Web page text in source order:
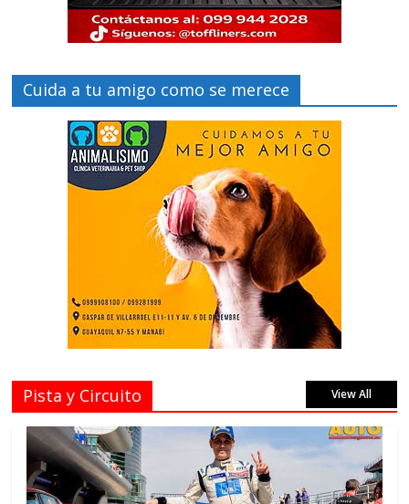
Cuida a tu amigo como se merece
Pista y Circuito View All